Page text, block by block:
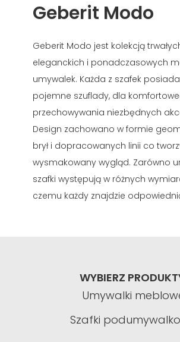
Geberit Modo
Geberit Modo jest kolekcją
eleganckich i ponadczasowych
umywalek. Każda z szafek
pojemne szuflady, dla
przechowywania niezbędnych
Design zachowano w formie
brył i dopracowanych linii co
wysmakowany wygląd. Zarówno
szafki występują w różnych
czemu każdy znajdzie
WYBIERZ
Umywalki
Szafki